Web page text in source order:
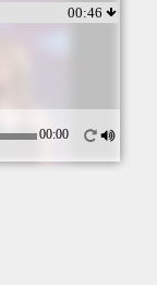
00:46
00:00